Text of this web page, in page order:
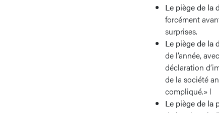
Le piège de la
forcément
surprises.
Le piège de la
de l’année,
déclaration
de la société
compliqué.» l
Le piège de la